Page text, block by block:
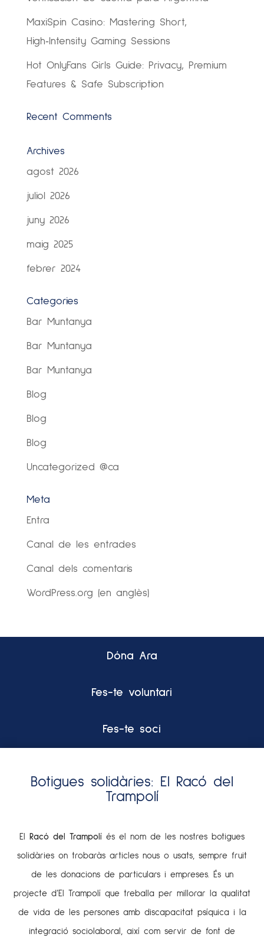
MaxiSpin Casino: Mastering Short,
High‑Intensity Gaming Sessions
Hot OnlyFans Girls Guide: Privacy, Premium
Features & Safe Subscription
Recent Comments
Archives
agost 2026
juliol 2026
juny 2026
maig 2025
febrer 2024
Categories
Bar Muntanya
Bar Muntanya
Bar Muntanya
Blog
Blog
Blog
Uncategorized @ca
Meta
Entra
Canal de les entrades
Canal dels comentaris
WordPress.org (en anglès)
Dóna Ara
Fes-te voluntari
Fes-te soci
Botigues solidàries: El Racó del
Trampolí
El Racó del Trampolí és el nom de les nostres botigues
solidàries on trobaràs articles nous o usats, sempre fruit
de les donacions de particulars i empreses. És un
projecte d’El Trampolí que treballa per millorar la qualitat
de vida de les persones amb discapacitat psíquica i la
integració sociolaboral, així com servir de font de